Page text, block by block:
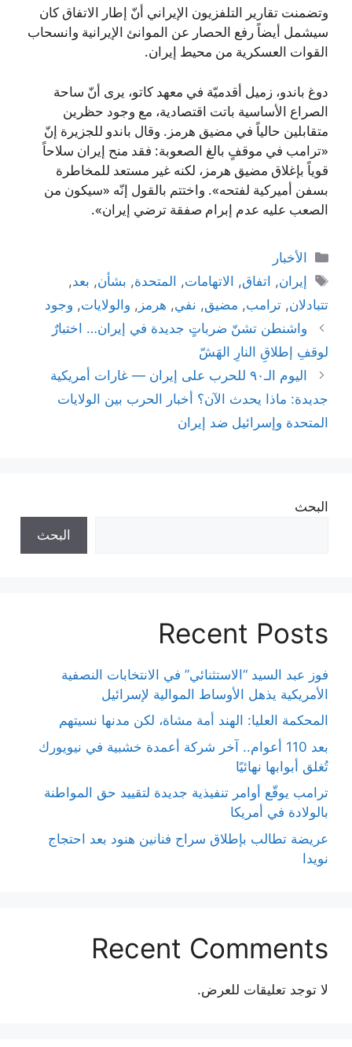
وتضمنت تقارير التلفزيون الإيراني أنّ إطار الاتفاق كان
سيشمل أيضاً رفع الحصار عن الموانئ الإيرانية وانسحاب
القوات العسكرية من محيط إيران.
دوغ باندو، زميل أقدميّة في معهد كاتو، يرى أنّ ساحة
الصراع الأساسية باتت اقتصادية، مع وجود حظرين
متقابلين حالياً في مضيق هرمز. وقال باندو للجزيرة إنّ
«ترامب في موقفٍ بالغ الصعوبة: فقد منح إيران سلاحاً
قوياً بإغلاق مضيق هرمز، لكنه غير مستعد للمخاطرة
بسفن أميركية لفتحه». واختتم بالقول إنّه «سيكون من
الصعب عليه عدم إبرام صفقة ترضي إيران».
التصنيفات
الأخبار
الوسوم
إيران, اتفاق, الاتهامات, المتحدة, بشأن, بعد,
تتبادلان, ترامب, مضيق, نفي, هرمز , والولايات, وجود
واشنطن تشنّ ضرباتٍ جديدة في إيران… اختبارٌ
لوقفِ إطلاقِ النارِ الهَشّ
اليوم الـ٩٠ للحرب على إيران — غارات أمريكية
جديدة: ماذا يحدث الآن؟ أخبار الحرب بين الولايات
المتحدة وإسرائيل ضد إيران
البحث
البحث
Recent Posts
فوز عبد السيد “الاستثنائي” في الانتخابات النصفية
الأمريكية يذهل الأوساط الموالية لإسرائيل
المحكمة العليا: الهند أمة مشاة، لكن مدنها نسيتهم
بعد 110 أعوام.. آخر شركة أعمدة خشبية في نيويورك
تُغلق أبوابها نهائيًا
ترامب يوقّع أوامر تنفيذية جديدة لتقييد حق المواطنة
بالولادة في أمريكا
عريضة تطالب بإطلاق سراح فنانين هنود بعد احتجاج
نويدا
Recent Comments
لا توجد تعليقات للعرض.